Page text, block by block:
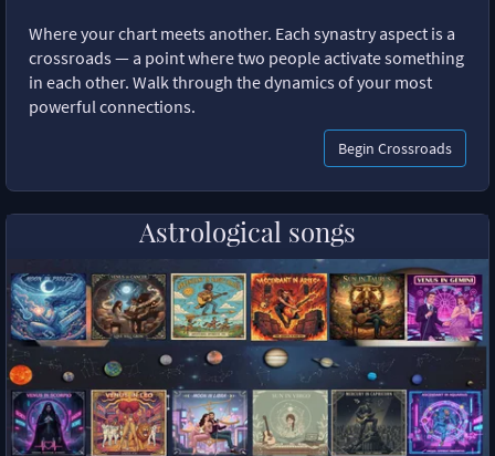
Where your chart meets another. Each synastry aspect is a
crossroads — a point where two people activate something
in each other. Walk through the dynamics of your most
powerful connections.
Begin Crossroads
Astrological songs